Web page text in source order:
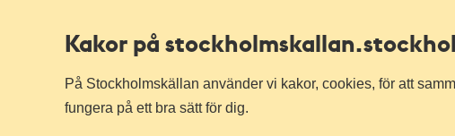
Kakor på stockholmskallan
På Stockholmskällan använder vi kakor, cookies, för att
fungera på ett bra sätt för dig.